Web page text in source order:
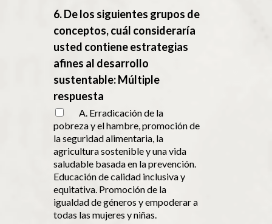
6. De los siguientes grupos de
conceptos, cuál consideraría
usted contiene estrategias
afines al desarrollo
sustentable: Múltiple
respuesta
A. Erradicación de la
pobreza y el hambre, promoción de
la seguridad alimentaria, la
agricultura sostenible y una vida
saludable basada en la prevención.
Educación de calidad inclusiva y
equitativa. Promoción de la
igualdad de géneros y empoderar a
todas las mujeres y niñas.